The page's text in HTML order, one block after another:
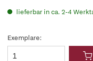
lieferbar in ca. 2-4
Exemplare: